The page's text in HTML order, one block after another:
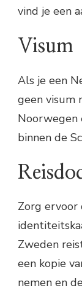
vind je een
Visum
Als je een
geen visum
Noorwegen
binnen de
Zorg
Zweden
een kopie
nemen en